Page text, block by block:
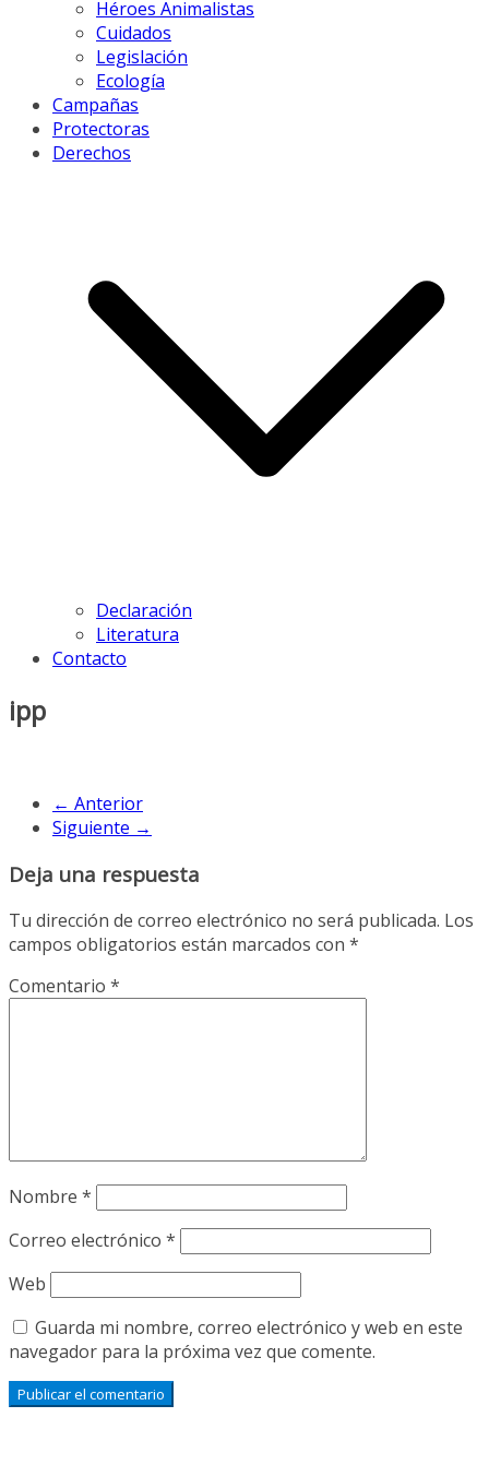
Héroes Animalistas
Cuidados
Legislación
Ecología
Campañas
Protectoras
Derechos
Declaración
Literatura
Contacto
ipp
← Anterior
Siguiente →
Deja una respuesta
Tu dirección de correo electrónico no será publicada. Los
campos obligatorios están marcados con *
Comentario *
Nombre *
Correo electrónico *
Web
Guarda mi nombre, correo electrónico y web en este
navegador para la próxima vez que comente.